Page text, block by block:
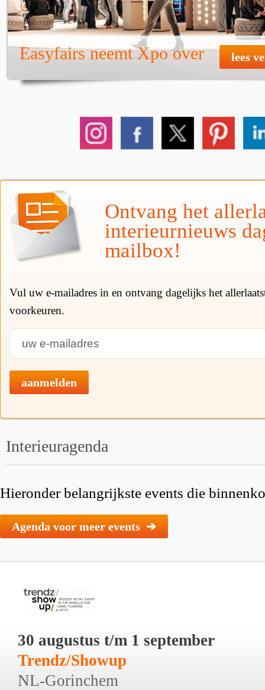
Easyfairs neemt Xpo over lees
Ontvang het
interieurnieuws
mailbox!
Vul uw e-mailadres in en ontvang dagelijks het
voorkeuren.
aanmelden
Interieuragenda
Hieronder belangrijkste events die
Agenda voor meer events ➔
30 augustus t/m 1 september
Trendz/Showup
NL-Gorinchem